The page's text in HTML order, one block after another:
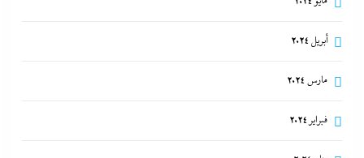
أبريل 2024
مارس 2024
فبراير 2024